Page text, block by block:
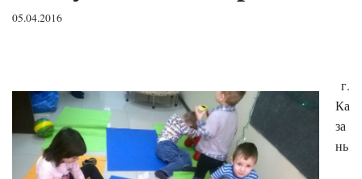
05.04.2016
г.
Ка
за
нь